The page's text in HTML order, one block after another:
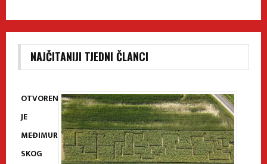
NAJČITANIJI TJEDNI ČLANCI
OTVOREN
JE
MEĐIMUR
SKOG